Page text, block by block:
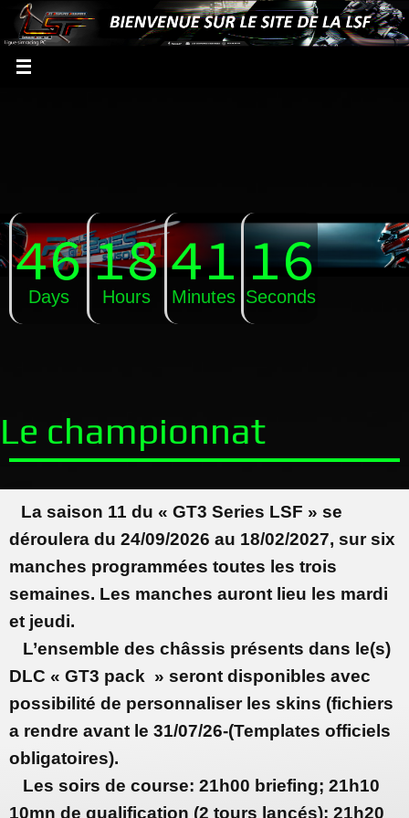
46
Days
18
Hours
41
Minutes
15
Seconds
Le championnat
La saison 11 du « GT3 Series LSF » se
déroulera du 24/09/2026 au 18/02/2027, sur six
manches programmées toutes les trois
semaines. Les manches auront lieu les mardi
et jeudi.
L’ensemble des châssis présents dans le(s)
DLC « GT3 pack » seront disponibles avec
possibilité de personnaliser les skins (fichiers
a rendre avant le 31/07/26-(Templates officiels
obligatoires).
Les soirs de course: 21h00 briefing; 21h10
10mn de qualification (2 tours lancés); 21h20